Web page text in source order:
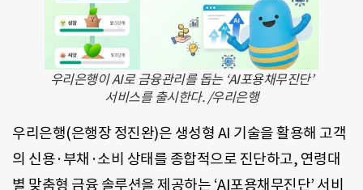
우리은행이 AI로 금융관리를 돕는 ‘AI포용채무진단’
서비스를 출시한다. /우리은행
우리은행(은행장 정진완)은 생성형 AI 기술을 활용해 고객
의 신용·부채·소비 상태를 종합적으로 진단하고, 연령대
별 맞춤형 금융 솔루션을 제공하는 ‘AI포용채무진단’ 서비